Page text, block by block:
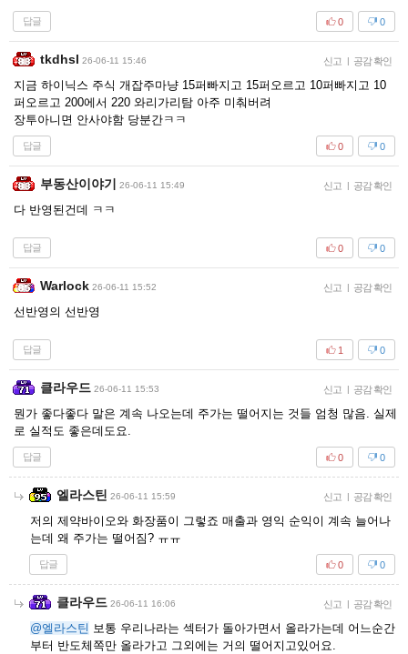
답글 0
0
tkdhsl 26-06-11 15:46 신고 | 공감 확인
지금 하이닉스 주식 개잡주마냥 15퍼빠지고 15퍼오르고 10퍼빠지고 10
퍼오르고 200에서 220 와리가리탐 아주 미춰버려
장투아니면 안사야함 당분간ㅋㅋ
답글 0
0
부동산이야기 26-06-11 15:49 신고 | 공감 확인
다 반영된건데 ㅋㅋ
답글 0
0
Warlock 26-06-11 15:52 신고 | 공감 확인
선반영의 선반영
답글 0
1
클라우드 26-06-11 15:53 신고 | 공감 확인
뭔가 좋다좋다 말은 계속 나오는데 주가는 떨어지는 것들 엄청 많음. 실제
로 실적도 좋은데도요.
답글 0
0
엘라스틴 26-06-11 15:59 신고 | 공감 확인
저의 제약바이오와 화장품이 그렇죠 매출과 영익 순익이 계속 늘어나
는데 왜 주가는 떨어짐? ㅠㅠ
답글 0
0
클라우드 26-06-11 16:06 신고 | 공감 확인
@엘라스틴 보통 우리나라는 섹터가 돌아가면서 올라가는데 어느순간
부터 반도체쪽만 올라가고 그외에는 거의 떨어지고있어요.